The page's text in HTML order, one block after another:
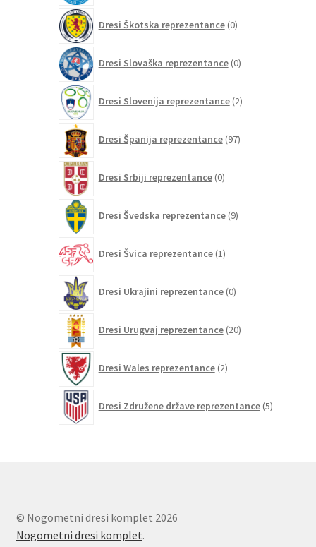
Dresi Škotska reprezentance 0izdelkov
Dresi Slovaška reprezentance 0izdelkov
Dresi Slovenija reprezentance 2izdelka
Dresi Španija reprezentance 97izdelkov
Dresi Srbiji reprezentance 0izdelkov
Dresi Švedska reprezentance 9izdelkov
Dresi Švica reprezentance 1izdelek
Dresi Ukrajini reprezentance 0izdelkov
Dresi Urugvaj reprezentance 20izdelkov
Dresi Wales reprezentance 2izdelka
Dresi Združene države reprezentance 5izdelkov
© Nogometni dresi komplet 2026
Nogometni dresi komplet.